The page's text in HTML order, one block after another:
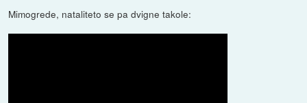
Mimogrede, nataliteto se pa dvigne takole: